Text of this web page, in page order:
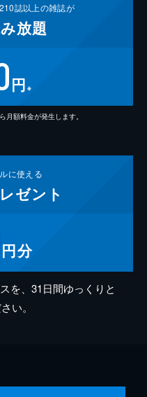
210誌以上の雑誌が
放題
円 ※
額料金が発生します。
に使える
ゼント
円分
を、31日間ゆっくりと
い。